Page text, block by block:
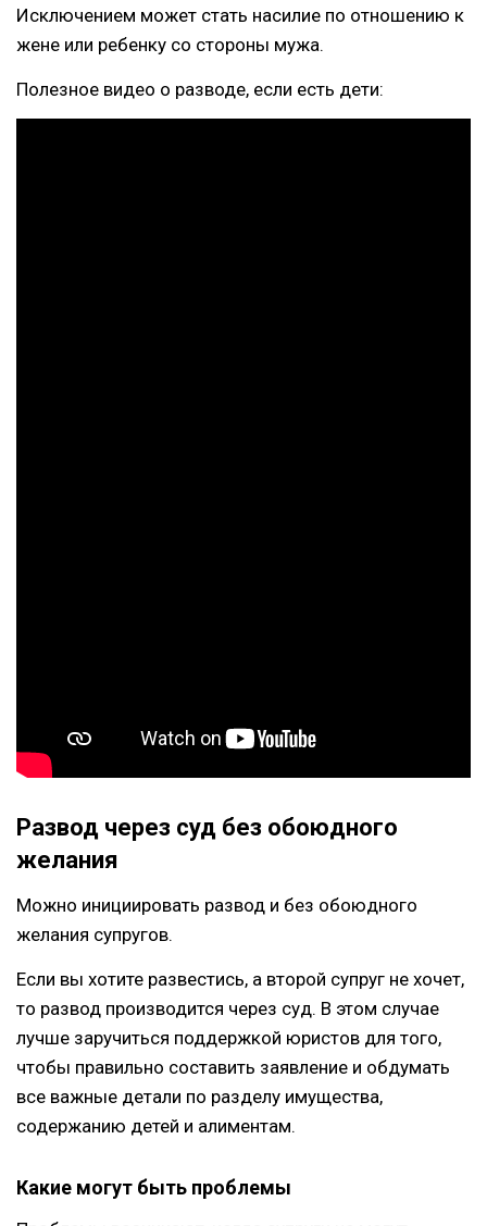
Исключением может стать насилие по отношению к
жене или ребенку со стороны мужа.
Полезное видео о разводе, если есть дети:
Развод через суд без обоюдного
желания
Можно инициировать развод и без обоюдного
желания супругов.
Если вы хотите развестись, а второй супруг не хочет,
то развод производится через суд. В этом случае
лучше заручиться поддержкой юристов для того,
чтобы правильно составить заявление и обдумать
все важные детали по разделу имущества,
содержанию детей и алиментам.
Какие могут быть проблемы